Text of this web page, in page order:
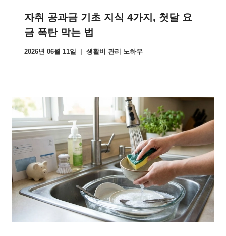
자취 공과금 기초 지식 4가지, 첫달 요
금 폭탄 막는 법
2026년 06월 11일 생활비 관리 노하우